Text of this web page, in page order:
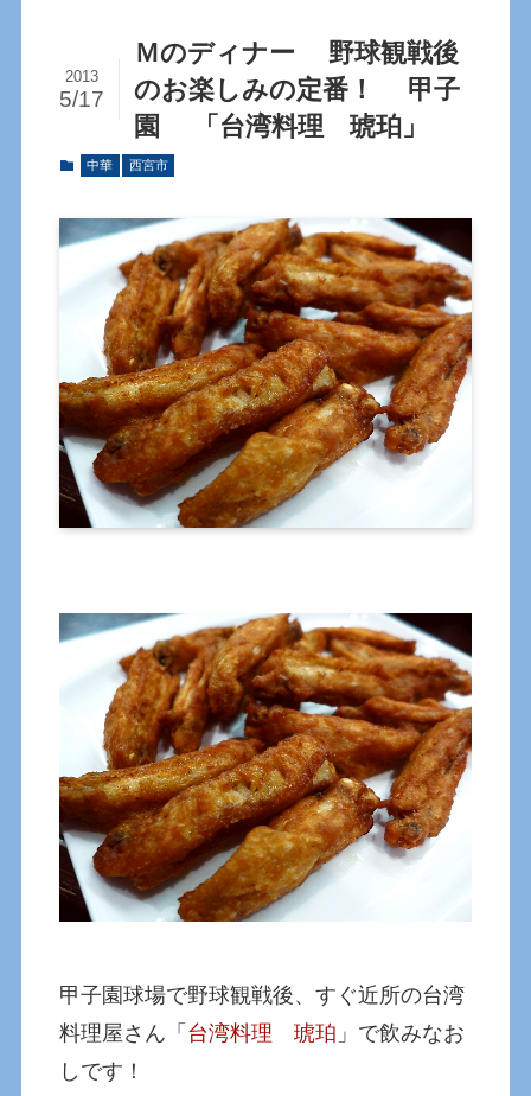
Ｍのディナー 野球観戦後
のお楽しみの定番！ 甲子
園 「台湾料理 琥珀」
2013
5/17
中華 西宮市
甲子園球場で野球観戦後、すぐ近所の台湾
料理屋さん「 台湾料理 琥珀 」で飲みなお
しです！